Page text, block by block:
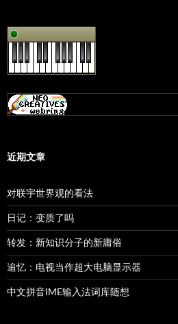
近期文章
对联宇世界观的看法
日记：变质了吗
转发：新知识分子的新庸俗
追忆：电视当作超大电脑显示器
中文拼音IME输入法词库随想